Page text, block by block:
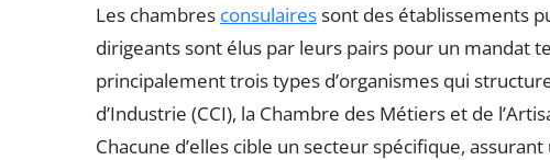
Les chambres consulairessont des établissements
dirigeants sont élus par leurs pairs pour un mandat
principalement trois types d’organismes qui
d’Industrie (CCI), la Chambre des Métiers et de
Chacune d’elles cible un secteur spécifique,